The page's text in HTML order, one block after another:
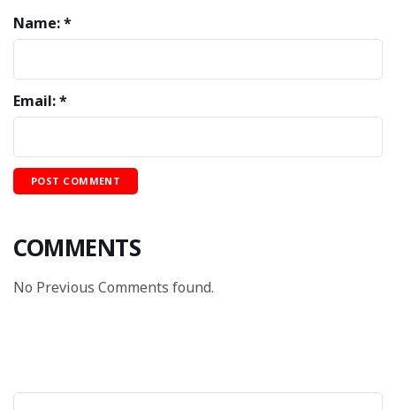
Name: *
Email: *
COMMENTS
No Previous Comments found.